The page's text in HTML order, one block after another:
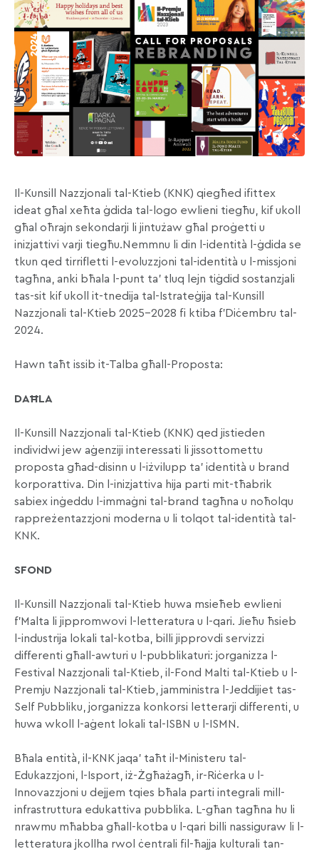
Il-Kunsill Nazzjonali tal-Ktieb (KNK) qiegħed ifittex
ideat għal xeħta ġdida tal-logo ewlieni tiegħu, kif ukoll
għal oħrajn sekondarji li jintużaw għal proġetti u
inizjattivi varji tiegħu.Nemmnu li din l-identità l-ġdida se
tkun qed tirrifletti l-evoluzzjoni tal-identità u l-missjoni
tagħna, anki bħala l-punt ta’ tluq lejn tiġdid sostanzjali
tas-sit kif ukoll it-tnedija tal-Istrateġija tal-Kunsill
Nazzjonali tal-Ktieb 2025-2028 fi ktiba f’Diċembru tal-
2024.
Hawn taħt issib it-Talba għall-Proposta:
DAĦLA
Il-Kunsill Nazzjonali tal-Ktieb (KNK) qed jistieden
individwi jew aġenziji interessati li jissottomettu
proposta għad-disinn u l-iżvilupp ta’ identità u brand
korporattiva. Din l-inizjattiva hija parti mit-tħabrik
sabiex inġeddu l-immaġni tal-brand tagħna u noħolqu
rappreżentazzjoni moderna u li tolqot tal-identità tal-
KNK.
SFOND
Il-Kunsill Nazzjonali tal-Ktieb huwa msieħeb ewlieni
f’Malta li jippromwovi l-letteratura u l-qari. Jieħu ħsieb
l-industrija lokali tal-kotba, billi jipprovdi servizzi
differenti għall-awturi u l-pubblikaturi: jorganizza l-
Festival Nazzjonali tal-Ktieb, il-Fond Malti tal-Ktieb u l-
Premju Nazzjonali tal-Ktieb, jamministra l-Jeddijiet tas-
Self Pubbliku, jorganizza konkorsi letterarji differenti, u
huwa wkoll l-aġent lokali tal-ISBN u l-ISMN.
Bħala entità, il-KNK jaqa’ taħt il-Ministeru tal-
Edukazzjoni, l-Isport, iż-Żgħażagħ, ir-Riċerka u l-
Innovazzjoni u dejjem tqies bħala parti integrali mill-
infrastruttura edukattiva pubblika. L-għan tagħna hu li
nrawmu mħabba għall-kotba u l-qari billi nassiguraw li l-
letteratura jkollha rwol ċentrali fil-ħajja kulturali tan-